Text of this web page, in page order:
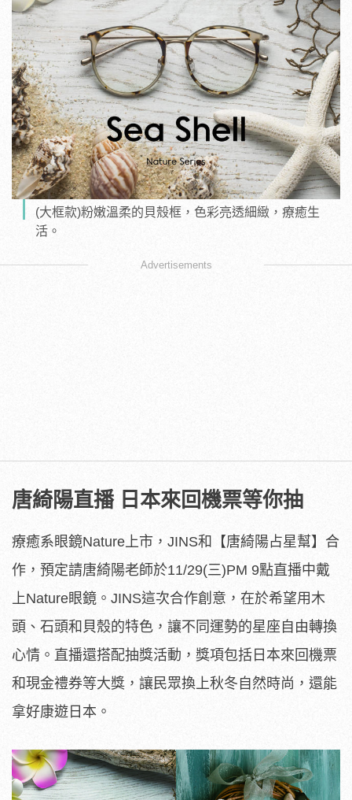
(大框款)粉嫩溫柔的貝殼框，色彩亮透細緻，療癒生
活。
Advertisements
唐綺陽直播 日本來回機票等你抽
療癒系眼鏡Nature上市，JINS和【唐綺陽占星幫】合
作，預定請唐綺陽老師於11/29(三)PM 9點直播中戴
上Nature眼鏡。JINS這次合作創意，在於希望用木
頭、石頭和貝殼的特色，讓不同運勢的星座自由轉換
心情。直播還搭配抽獎活動，獎項包括日本來回機票
和現金禮券等大獎，讓民眾換上秋冬自然時尚，還能
拿好康遊日本。